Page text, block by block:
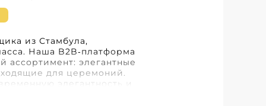
из Стамбула,
Наша B2B‑платформа
ассортимент: элегантные
для церемоний.
элегантность и
утончённые,